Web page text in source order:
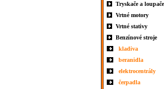
Tryskače a loupače
Vrtné motory
Vrtné stativy
Benzínové stroje
kladiva
beranidla
elektrocentrály
čerpadla